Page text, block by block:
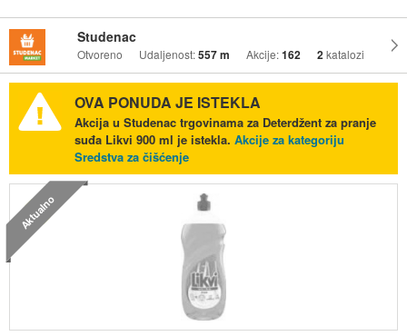
Studenac
Otvoreno Udaljenost:557 m Akcije:162 2katalozi
OVA PONUDA JE ISTEKLA
Akcija u Studenac trgovinama za Deterdžent za pranje
suđa Likvi 900 ml je istekla. Akcije za kategoriju
Sredstva za čišćenje
Aktualno